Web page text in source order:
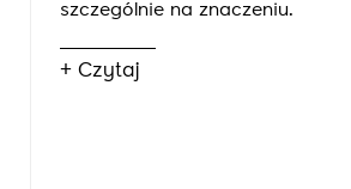
szczególnie na znaczeniu.
+ Czytaj